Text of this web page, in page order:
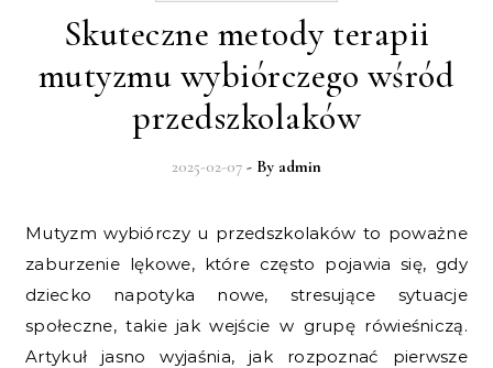
Skuteczne metody terapii
mutyzmu wybiórczego wśród
przedszkolaków
2025-02-07 - By admin
Mutyzm wybiórczy u przedszkolaków to poważne
zaburzenie lękowe, które często pojawia się, gdy
dziecko napotyka nowe, stresujące sytuacje
społeczne, takie jak wejście w grupę rówieśniczą.
Artykuł jasno wyjaśnia, jak rozpoznać pierwsze